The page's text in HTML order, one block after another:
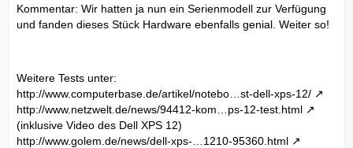
Kommentar: Wir hatten ja nun ein Serienmodell zur Verfügung
und fanden dieses Stück Hardware ebenfalls genial. Weiter so!
Weitere Tests unter:
http://www.computerbase.de/artikel/notebo…st-dell-xps-12/
http://www.netzwelt.de/news/94412-kom…ps-12-test.html
(inklusive Video des Dell XPS 12)
http://www.golem.de/news/dell-xps-…1210-95360.html